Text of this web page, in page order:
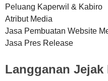
Peluang Kaperwil & Kabiro
Atribut Media
Jasa Pembuatan Website
Jasa Pres Release
Langganan Jejak